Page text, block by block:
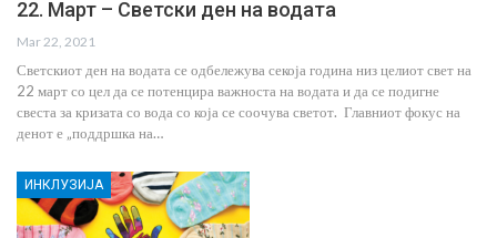
22. Март – Светски ден на водата
Mar 22, 2021
Светскиот ден на водата се одбележува секоја година низ целиот свет на
22 март со цел да се потенцира важноста на водата и да се подигне
свеста за кризата со вода со која се соочува светот. Главниот фокус на
денот е „поддршка на…
ИНКЛУЗИЈА